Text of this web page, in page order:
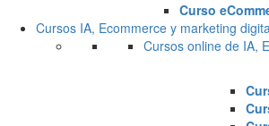
Curso
Cursos IA, Ecommerce y marketing
Cursos online de IA,